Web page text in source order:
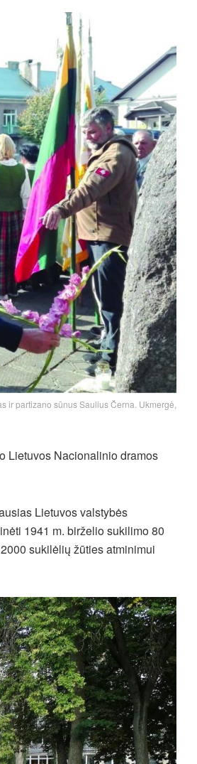
ir partizano sūnus Saulius Černa. Ukmergė,
Lietuvos Nacionalinio dramos
Lietuvos valstybės
1941 m. birželio sukilimo 80
sukilėlių žūties atminimui